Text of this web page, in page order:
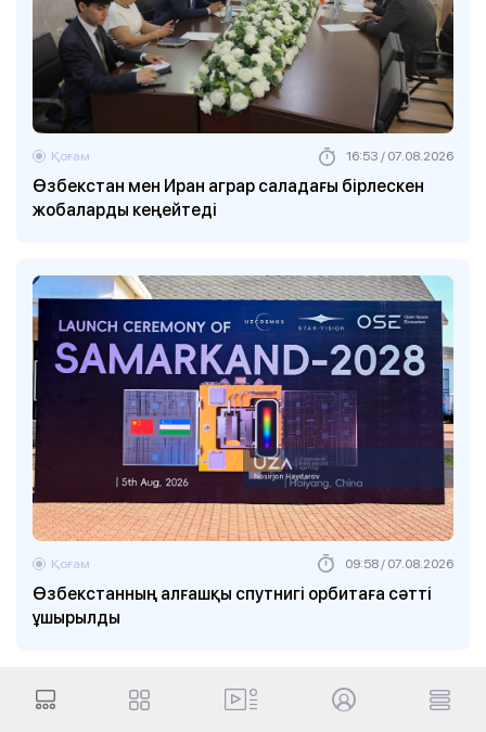
Өзбекстан мен Иран аграр саладағы бірлескен
жобаларды кеңейтеді
Қоғам 16:53 / 07.08.2026
Өзбекстанның алғашқы спутнигі орбитаға сәтті
ұшырылды
Қоғам 09:58 / 07.08.2026